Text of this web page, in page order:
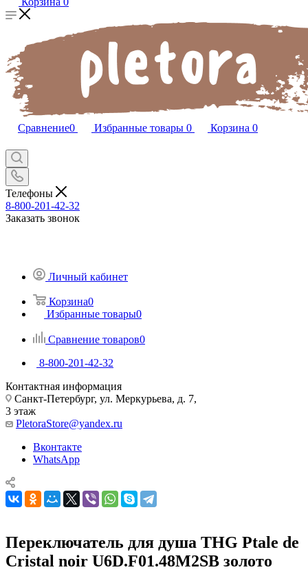
Сравнение0 Избранные товары 0 Корзина 0
Телефоны
8-800-201-42-32
Заказать звонок
Личный кабинет
Корзина0
Избранные товары0
Сравнение товаров0
8-800-201-42-32
Контактная информация
Санкт-Петербург, ул. Меркурьева, д. 7,
3 этаж
PletoraStore@yandex.ru
Вконтакте
WhatsApp
Переключатель для душа THG Ptale de
Cristal noir U6D.F01.48M2SB золото